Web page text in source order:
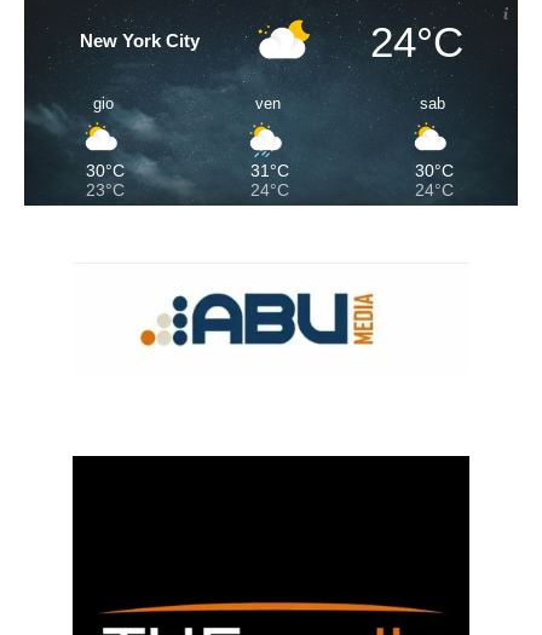
New York City 24°C
gio
30°C
23°C
ven
31°C
24°C
sab
30°C
24°C